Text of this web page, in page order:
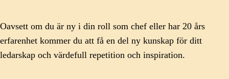
Oavsett om du är ny i din roll som chef eller har 20 års
erfarenhet kommer du att få en del ny kunskap för ditt
ledarskap och värdefull repetition och inspiration.